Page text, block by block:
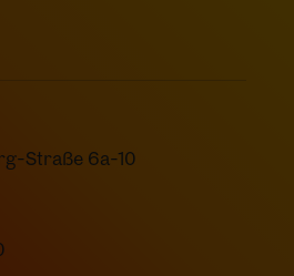
Straße 6a-10